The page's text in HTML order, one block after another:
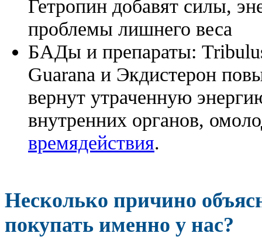
Гетропин добавят силы,
проблемы лишнего веса
БАДы и препараты:
Guarana и Экдистерон
вернут утраченную
внутренних органов,
времядействия.
Несколько причино
покупать именно у нас?